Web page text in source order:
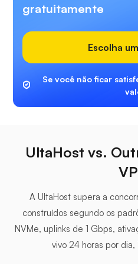
gratuitamente
Escolha
Se você não ficar
UltaHost vs.
A UltaHost supera a
construídos segundo os
NVMe, uplinks de 1 Gbps,
vivo 24 horas por